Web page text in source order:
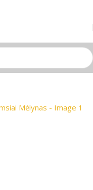
📦 Nemokamas